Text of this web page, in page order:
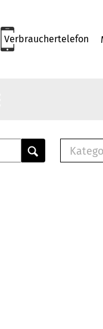
Verbrauchertelefon